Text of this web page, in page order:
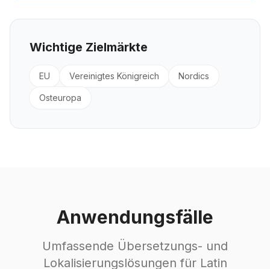
Wichtige Zielmärkte
EU Vereinigtes Königreich Nordics
Osteuropa
Anwendungsfälle
Umfassende Übersetzungs- und
Lokalisierungslösungen für Latin